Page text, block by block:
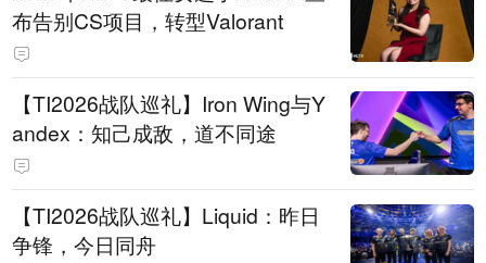
布告别CS项目，转型Valorant
【TI2026战队巡礼】Iron Wing与Y
andex：知己成敌，道不同途
【TI2026战队巡礼】Liquid：昨日
争锋，今日同舟